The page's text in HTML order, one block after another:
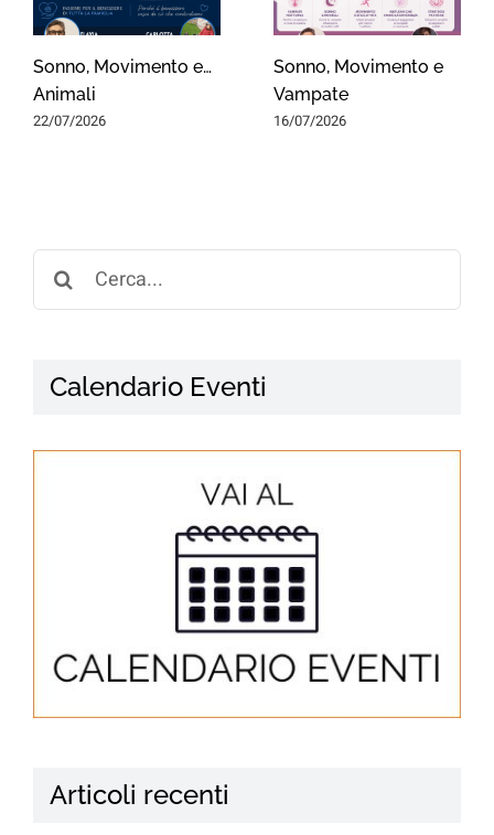
Sonno, Movimento e…
Animali
22/07/2026
Sonno, Movimento e
Vampate
16/07/2026
for:
Calendario Eventi
Articoli recenti